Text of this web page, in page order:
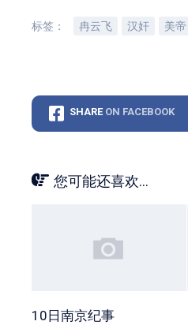
标签： 冉云飞 汉奸 美帝
SHARE ON FACEBOOK
您可能还喜欢...
10日南京纪事